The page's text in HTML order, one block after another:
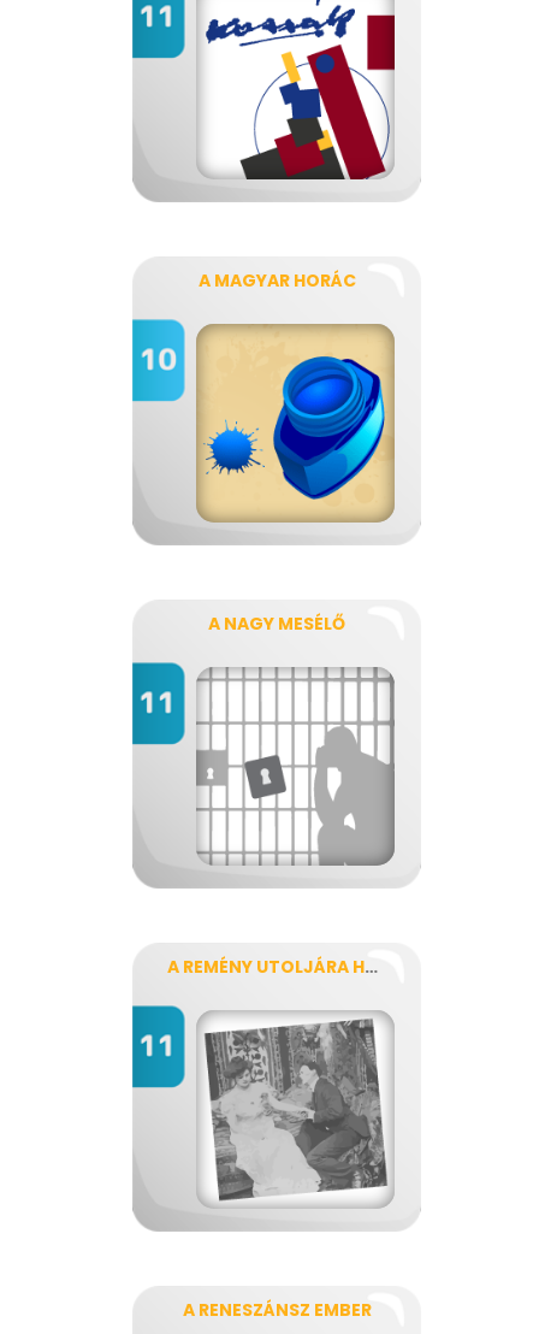
A MAGYAR HORÁC
A NAGY MESÉLŐ
A REMÉNY UTOLJÁRA HAL MEG...?
A RENESZÁNSZ EMBER